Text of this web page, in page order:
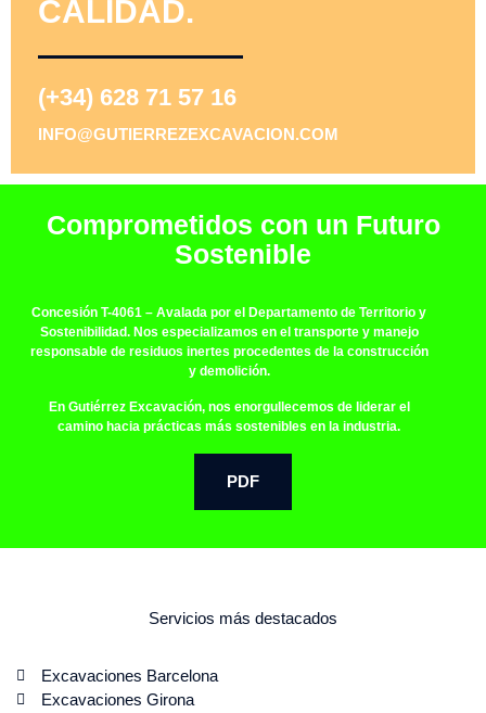
CALIDAD.
(+34) 628 71 57 16
INFO@GUTIERREZEXCAVACION.COM
Comprometidos con un Futuro
Sostenible
Concesión T-4061 – Avalada por el Departamento de Territorio y
Sostenibilidad. Nos especializamos en el transporte y manejo
responsable de residuos inertes procedentes de la construcción
y demolición.
En Gutiérrez Excavación, nos enorgullecemos de liderar el
camino hacia prácticas más sostenibles en la industria.
PDF
Servicios más destacados
Excavaciones Barcelona
Excavaciones Girona